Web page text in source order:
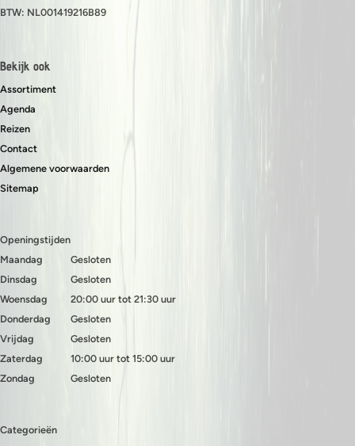
BTW: NL001419216B89
Bekijk ook
Assortiment
Agenda
Reizen
Contact
Algemene voorwaarden
Sitemap
Openingstijden
Maandag
Dinsdag
Woensdag
Donderdag
Vrijdag
Zaterdag
Zondag
Gesloten
Gesloten
20:00 uur tot 21:30 uur
Gesloten
Gesloten
10:00 uur tot 15:00 uur
Gesloten
Categorieën